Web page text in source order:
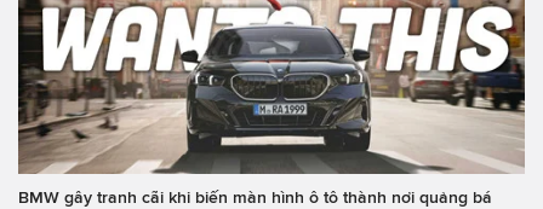
BMW gây tranh cãi khi biến màn hình ô tô thành nơi quảng bá